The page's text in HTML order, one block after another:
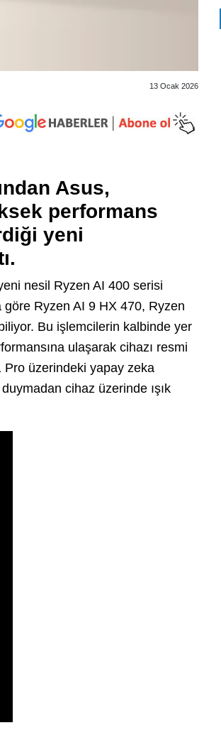
13 Ocak 2026
Asus,
performans
yeni
nesil Ryzen AI 400 serisi
göre Ryzen AI 9 HX 470, Ryzen
Bu işlemcilerin kalbinde yer
ulaşarak cihazı resmi
Pro üzerindeki yapay zeka
cihaz üzerinde ışık